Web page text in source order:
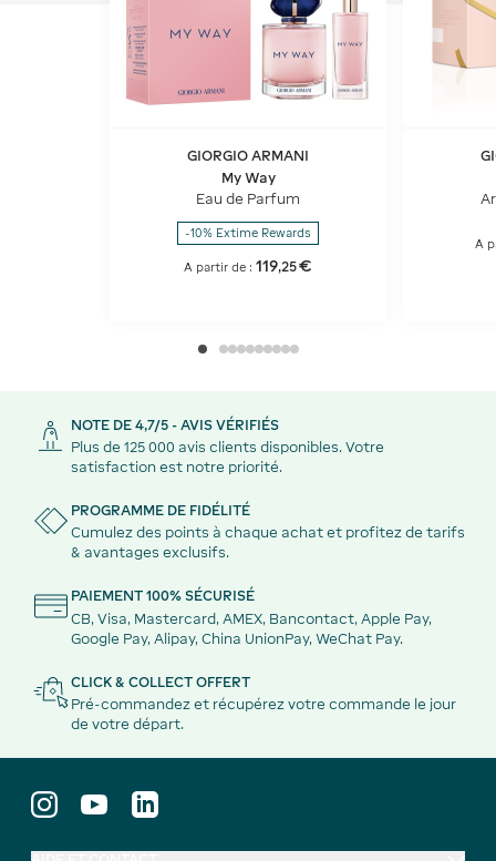
GIORGIO ARMANI
My Way
Eau de Parfum
-10% Extime Rewards
A partir de : 119,25€
A
NOTE DE 4,7/5 - AVIS VÉRIFIÉS
Plus de 125 000 avis clients disponibles. Votre
satisfaction est notre priorité.
PROGRAMME DE FIDÉLITÉ
Cumulez des points à chaque achat et profitez de tarifs
& avantages exclusifs.
PAIEMENT 100% SÉCURISÉ
CB, Visa, Mastercard, AMEX, Bancontact, Apple Pay,
Google Pay, Alipay, China UnionPay, WeChat Pay.
CLICK & COLLECT OFFERT
Pré-commandez et récupérez votre commande le jour
de votre départ.